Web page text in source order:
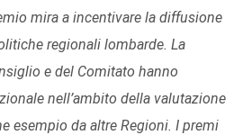
mira a incentivare la diffusione
regionali lombarde. La
e del Comitato hanno
nell’ambito della valutazione
esempio da altre Regioni. I premi